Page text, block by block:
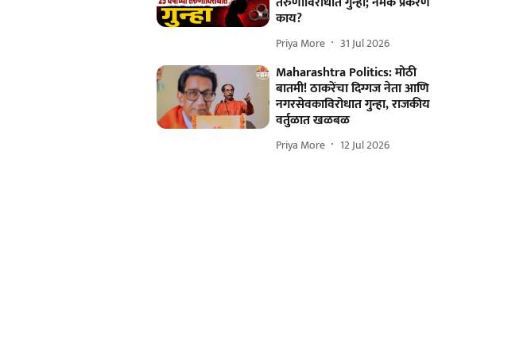
काय?
Priya More 31 Jul 2026
Maharashtra Politics: मोठी
बातमी! ठाकरेंचा दिग्गज नेता आणि
नगरसेवकाविरोधात गुन्हा, राजकीय
वर्तुळात खळबळ
Priya More 12 Jul 2026